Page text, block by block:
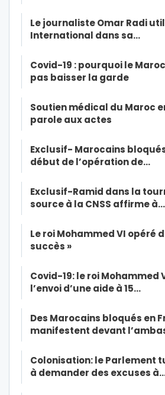
Le journaliste Omar Radi
International dans sa…
Covid-19 : pourquoi le
pas baisser la garde
Soutien médical du Maroc
parole aux actes
Exclusif- Marocains
début de l’opération de…
Exclusif-Ramid dans la
source à la CNSS affirme à…
Le roi Mohammed VI opéré
succès »
Covid-19: le roi Mohammed
l’envoi d’une aide à 15…
Des Marocains bloqués en
manifestent devant
Colonisation: le Parlement
à demander des excuses